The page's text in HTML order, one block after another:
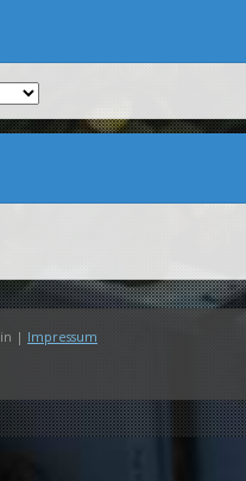
| Impressum